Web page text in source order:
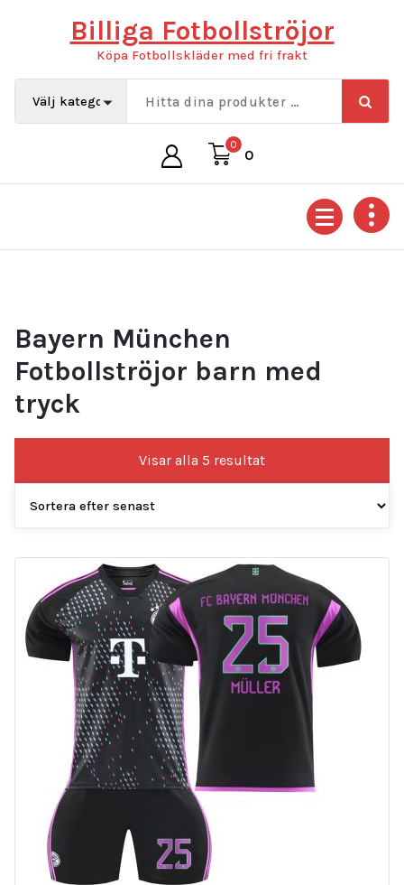
Billiga Fotbollströjor
Köpa Fotbollskläder med fri frakt
0
0
Bayern München
Fotbollströjor barn med
tryck
Visar alla 5 resultatSortera
efter